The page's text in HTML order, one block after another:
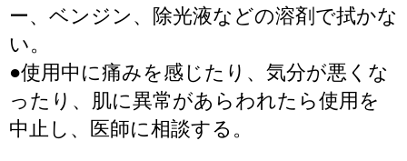
ー、ベンジン、除光液などの溶剤で拭かな
い。
●使用中に痛みを感じたり、気分が悪くな
ったり、肌に異常があらわれたら使用を
中止し、医師に相談する。